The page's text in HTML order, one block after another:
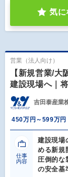
気に
営業（法人向け）
【新規営業/
建設現場へ｜
吉田泰産業
450万円～599万円
仕事
内容
建設現場
める新規
圧倒的な
の安全基